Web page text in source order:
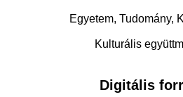
Egyetem, Tudomány,
Kulturális
Digitális